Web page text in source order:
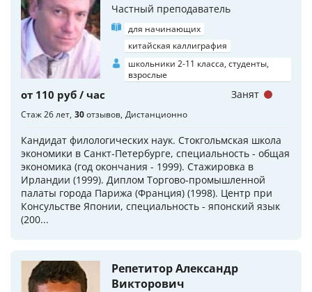
Частный преподаватель
для начинающих
китайская каллиграфия
школьники 2-11 класса, студенты,
взрослые
от 110 руб / час
Стаж 26 лет 30отзывов Дистанционно
Кандидат филологических наук. Стокгольмская школа
экономики в Санкт-Петербурге, специальность - общая
экономика (год окончания - 1999). Стажировка в
Ирландии (1999). Диплом Торгово-промышленной
палаты города Парижа (Франция) (1998). Центр при
Консульстве Японии, специальность - японский язык
(200...
Занят
Репетитор Александр
Викторович